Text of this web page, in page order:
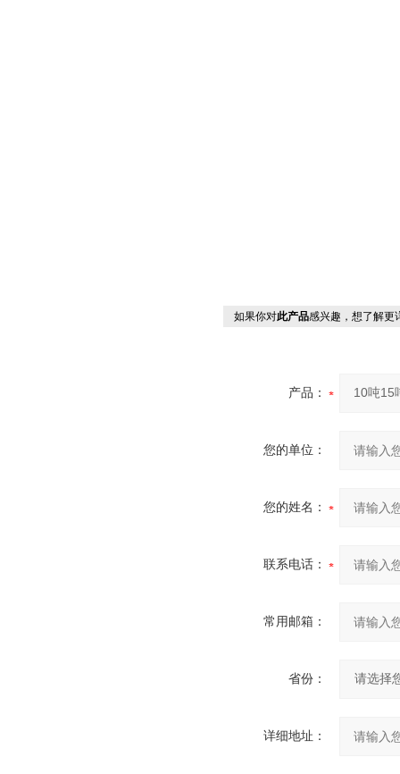
如果你对此产品感兴趣，想了解更
产品：
您的单位：
您的姓名：
联系电话：
常用邮箱：
省份：
详细地址：